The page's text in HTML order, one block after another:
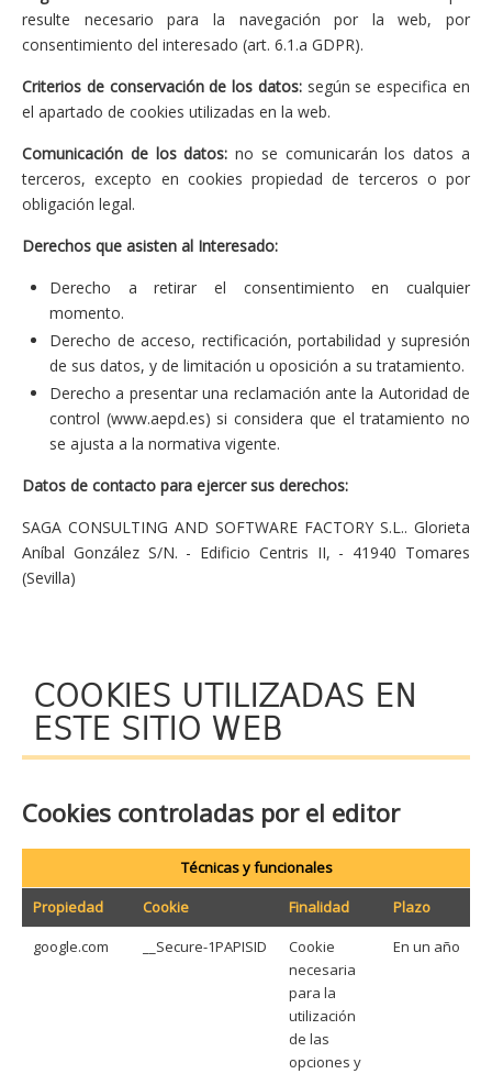
resulte necesario para la navegación por la web, por
consentimiento del interesado (art. 6.1.a GDPR).
Criterios de conservación de los datos:según se especifica en
el apartado de cookies utilizadas en la web.
Comunicación de los datos: no se comunicarán los datos a
terceros, excepto en cookies propiedad de terceros o por
obligación legal.
Derechos que asisten al Interesado:
Derecho a retirar el consentimiento en cualquier
momento.
Derecho de acceso, rectificación, portabilidad y supresión
de sus datos, y de limitación u oposición a su tratamiento.
Derecho a presentar una reclamación ante la Autoridad de
control (www.aepd.es) si considera que el tratamiento no
se ajusta a la normativa vigente.
Datos de contacto para ejercer sus derechos:
SAGA CONSULTING AND SOFTWARE FACTORY S.L.. Glorieta
Aníbal González S/N. - Edificio Centris II, - 41940 Tomares
(Sevilla)
COOKIES UTILIZADAS EN
ESTE SITIO WEB
Cookies controladas por el editor
Técnicas y funcionales
Propiedad
Cookie Finalidad
Plazo
google.com
__Secure-1PAPISID
Cookie
necesaria
para la
utilización
de las
opciones y
En un año